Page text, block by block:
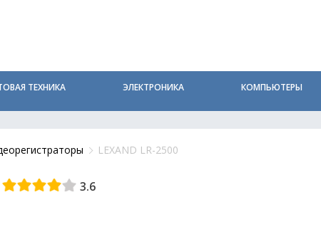
ТЕХНИКА ЭЛЕКТРОНИКА КОМПЬЮТЕРЫ
LEXAND LR-2500
3.6